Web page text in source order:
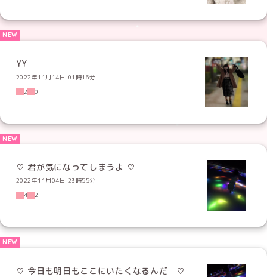
YY
2022年11月14日 01時16分
2
0
2022年11月04日 23時55分
4
2
♡ 今日も明日もここにいたくなるんだ ♡